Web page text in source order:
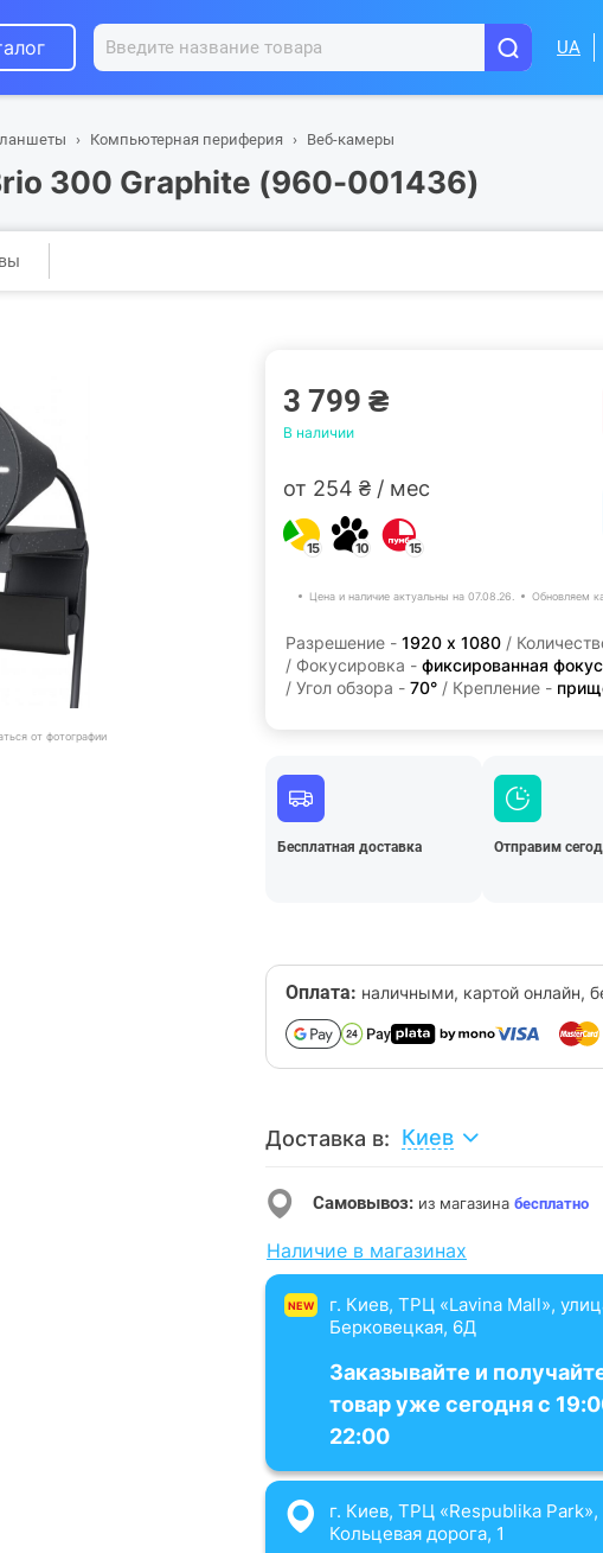
UA
Компьютерная периферия Веб-камеры
300 Graphite (960-001436)
от фотографии
3 799 ₴
В наличии
от 254 ₴ / мес
15 10 15
Цена и наличие актуальны на 07.08.26. Обновляем
Разрешение - 1920 х 1080 /
/ Фокусировка - фиксированная
/ Угол обзора - 70° / Крепление -
Бесплатная доставка Отправим
Оплата: наличными, картой онлайн,
Доставка в: Киев
Самовывоз: из магазина бесплатно
Наличие в магазинах
NEW
г. Киев, ТРЦ «Lavina Mall»,
Берковецкая, 6Д
Заказывайте и
товар уже сегодня с
22:00
г. Киев, ТРЦ «Respublika Park»,
Кольцевая дорога, 1